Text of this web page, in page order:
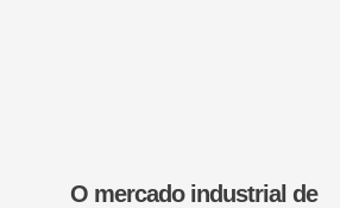
O mercado industrial de